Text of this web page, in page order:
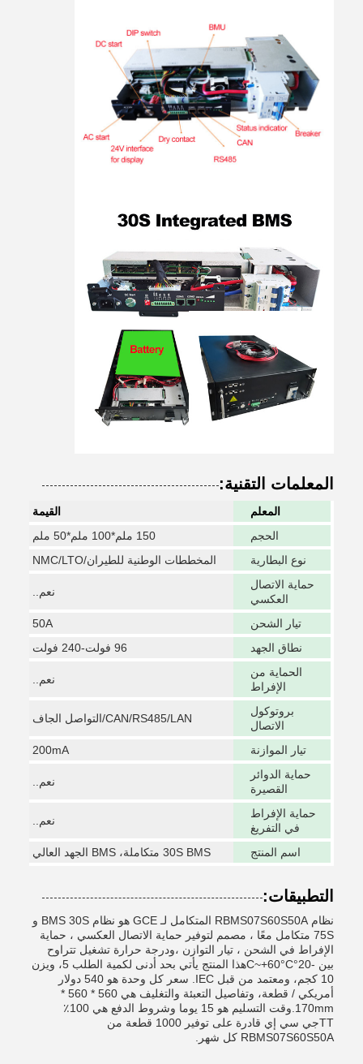
المعلمات التقنية:
المعلم
القيمة
الحجم
150 ملم*100 ملم*50 ملم
نوع البطارية
المخططات الوطنية للطيران/NMC/LTO
حماية الاتصال
العكسي
نعم..
تيار الشحن
50A
نطاق الجهد
96 فولت-240 فولت
الحماية من
الإفراط
نعم..
بروتوكول
الاتصال
CAN/RS485/LAN/التواصل الجاف
تيار الموازنة
200mA
حماية الدوائر
القصيرة
نعم..
حماية الإفراط
في التفريغ
نعم..
اسم المنتج 30S BMS متكاملة، BMS الجهد العالي
التطبيقات:
نظام RBMS07S60S50A المتكامل لـ GCE هو نظام BMS 30S و
75S متكامل معًا ، مصمم لتوفير حماية الاتصال العكسي ، حماية
الإفراط في الشحن ، تيار التوازن ،ودرجة حرارة تشغيل تتراوح
بين -20°C~+60°Cهذا المنتج يأتي بحد أدنى لكمية الطلب 5، ويزن
10 كجم، ومعتمد من قبل IEC. سعر كل وحدة هو 540 دولار
أمريكي / قطعة، وتفاصيل التعبئة والتغليف هي 560 * 560 *
170mm.وقت التسليم هو 15 يوما وشروط الدفع هي 100٪
TTجي سي إي قادرة على توفير 1000 قطعة من
RBMS07S60S50A كل شهر.